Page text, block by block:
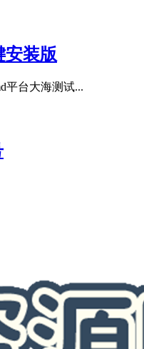
安装版
平台大海测试...